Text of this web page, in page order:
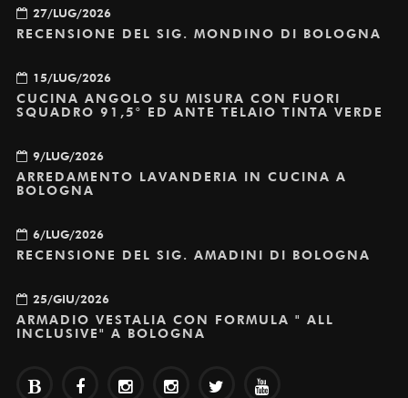
27/LUG/2026
RECENSIONE DEL SIG. MONDINO DI BOLOGNA
15/LUG/2026
CUCINA ANGOLO SU MISURA CON FUORI
SQUADRO 91,5° ED ANTE TELAIO TINTA VERDE
9/LUG/2026
ARREDAMENTO LAVANDERIA IN CUCINA A
BOLOGNA
6/LUG/2026
RECENSIONE DEL SIG. AMADINI DI BOLOGNA
25/GIU/2026
ARMADIO VESTALIA CON FORMULA " ALL
INCLUSIVE" A BOLOGNA